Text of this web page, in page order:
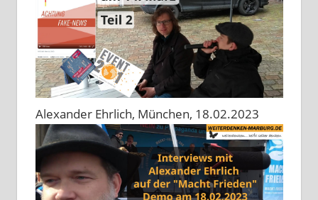
Alexander Ehrlich, München, 18.02.2023